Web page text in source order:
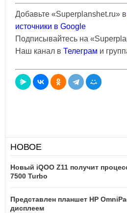
Добавьте «Superplanshet.ru» в
источники в Google
Подписывайтесь на
Наш канал в Телеграм и
НОВОЕ
Новый iQOO Z11 получит
7500 Turbo
Представлен планшет HP
дисплеем